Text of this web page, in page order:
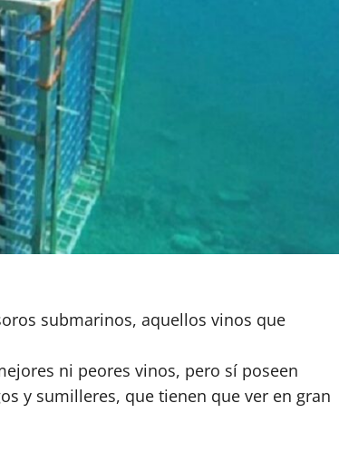
submarinos, aquellos vinos que
ni peores vinos, pero sí poseen
y sumilleres, que tienen que ver en gran